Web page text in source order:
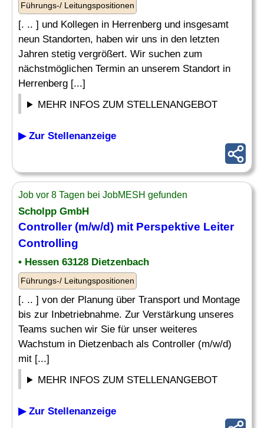
Führungs-/ Leitungspositionen
[. .. ] und Kollegen in Herrenberg und insgesamt
neun Standorten, haben wir uns in den letzten
Jahren stetig vergrößert. Wir suchen zum
nächstmöglichen Termin an unserem Standort in
Herrenberg [...]
MEHR INFOS ZUM STELLENANGEBOT
▶ Zur Stellenanzeige
Job vor 8 Tagen bei JobMESH gefunden
Scholpp GmbH
Controller (m/w/d) mit Perspektive Leiter
Controlling
• Hessen 63128 Dietzenbach
Führungs-/ Leitungspositionen
[. .. ] von der Planung über Transport und Montage
bis zur Inbetriebnahme. Zur Verstärkung unseres
Teams suchen wir Sie für unser weiteres
Wachstum in Dietzenbach als Controller (m/w/d)
mit [...]
MEHR INFOS ZUM STELLENANGEBOT
▶ Zur Stellenanzeige